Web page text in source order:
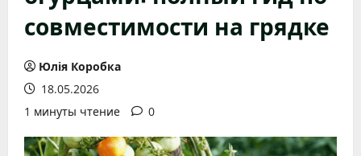
совместимости на грядке
Юлія Коробка
18.05.2026
1 минуты чтение
0